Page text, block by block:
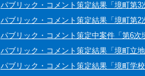
パブリック・コメント策定結果「境町第3
パブリック・コメント策定結果「境町第2
パブリック・コメント策定中案件「第6次
パブリック・コメント策定結果「境町立地
パブリック・コメント策定結果「境町学